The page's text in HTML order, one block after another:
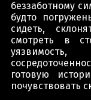
беззаботному
будто
сидеть,
смотреть в
готовую
почувствовать